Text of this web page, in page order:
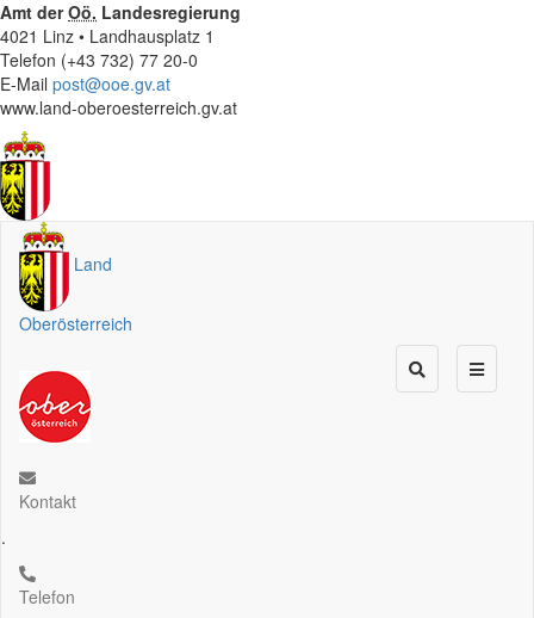
Amt derOö. Landesregierung
4021 Linz • Landhausplatz 1
Telefon (+43 732) 77 20-0
E-Mail post@ooe.gv.at
www.land-oberoesterreich.gv.at
Land
Oberösterreich
Kontakt
.
Telefon